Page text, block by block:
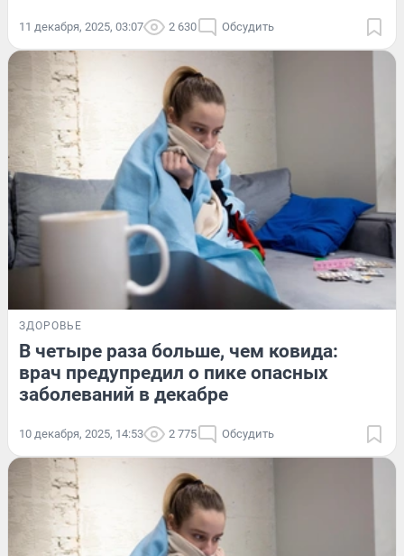
11 декабря, 2025, 03:07 2 630 Обсудить
ЗДОРОВЬЕ
В четыре раза больше, чем ковида:
врач предупредил о пике опасных
заболеваний в декабре
10 декабря, 2025, 14:53 2 775 Обсудить